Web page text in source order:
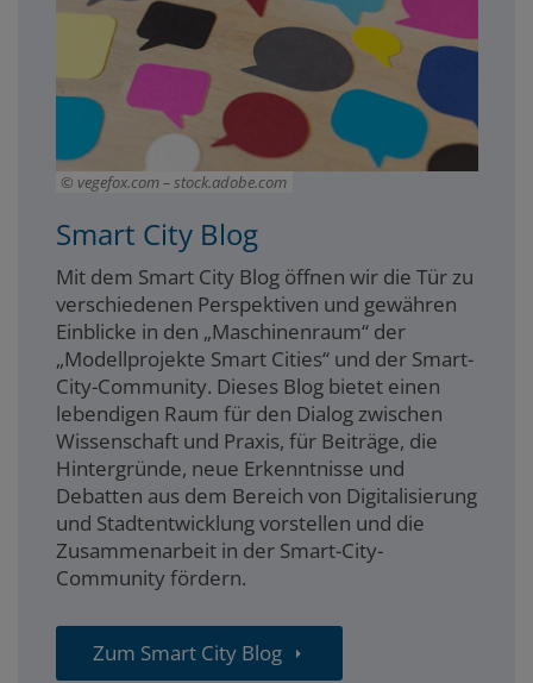
vegefox.com – stock.adobe.com
Smart City Blog
Mit dem Smart City Blog öffnen wir die Tür zu
verschiedenen Perspektiven und gewähren
Einblicke in den „Maschinenraum“ der
„Modellprojekte Smart Cities“ und der Smart-
City-Community. Dieses Blog bietet einen
lebendigen Raum für den Dialog zwischen
Wissenschaft und Praxis, für Beiträge, die
Hintergründe, neue Erkenntnisse und
Debatten aus dem Bereich von Digitalisierung
und Stadtentwicklung vorstellen und die
Zusammenarbeit in der Smart-City-
Community fördern.
Zum Smart City Blog